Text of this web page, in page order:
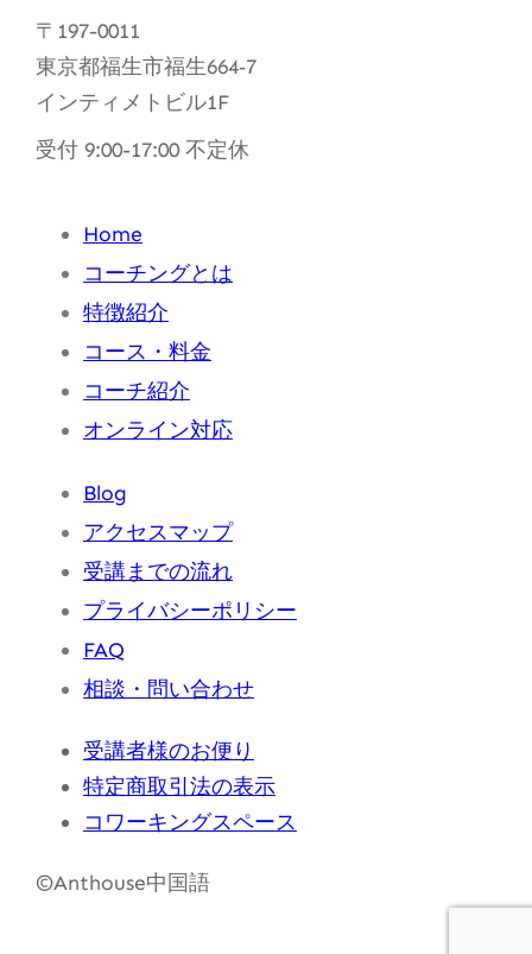
〒197-0011
東京都福生市福生664‐7
インティメトビル1F
受付 9:00-17:00 不定休
Home
コーチングとは
特徴紹介
コース・料金
コーチ紹介
オンライン対応
Blog
アクセスマップ
受講までの流れ
プライバシーポリシー
FAQ
相談・問い合わせ
受講者様のお便り
特定商取引法の表示
コワーキングスペース
©Anthouse中国語